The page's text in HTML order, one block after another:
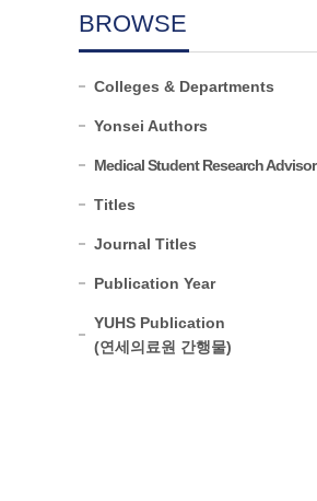
BROWSE
Colleges & Departments
Yonsei Authors
Medical Student Research Advisor
Titles
Journal Titles
Publication Year
YUHS Publication
(연세의료원 간행물)